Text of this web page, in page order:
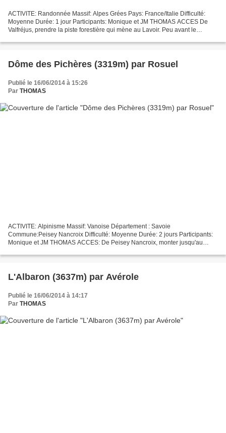
ACTIVITE: Randonnée Massif: Alpes Grées Pays: France/Italie Difficulté:
Moyenne Durée: 1 jour Participants: Monique et JM THOMAS ACCES De
Valfréjus, prendre la piste forestière qui mène au Lavoir. Peu avant le
Dôme des Pichères (3319m) par Rosuel
Publié le 16/06/2014 à 15:26
Par THOMAS
ACTIVITE: Alpinisme Massif: Vanoise Département : Savoie
Commune:Peisey Nancroix Difficulté: Moyenne Durée: 2 jours Participants:
Monique et JM THOMAS ACCES: De Peisey Nancroix, monter jusqu'au
L'Albaron (3637m) par Avérole
Publié le 16/06/2014 à 14:17
Par THOMAS